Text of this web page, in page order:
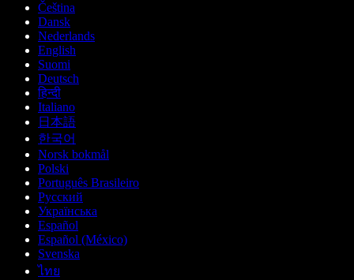
Čeština
Dansk
Nederlands
English
Suomi
Deutsch
हिन्दी
Italiano
日本語
한국어
Norsk bokmål
Polski
Português Brasileiro
Русский
Українська
Español
Español (México)
Svenska
ไทย